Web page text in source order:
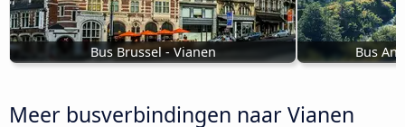
Bus Brussel - Vianen Bus
Meer busverbindingen naar Vianen